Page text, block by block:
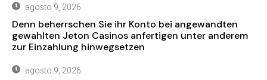
agosto 9, 2026
Denn beherrschen Sie ihr Konto bei angewandten
gewahlten Jeton Casinos anfertigen unter anderem
zur Einzahlung hinwegsetzen
agosto 9, 2026